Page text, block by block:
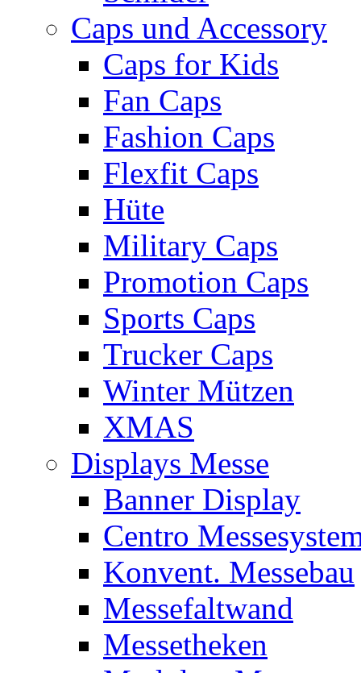
Caps und Accessory
Caps for Kids
Fan Caps
Fashion Caps
Flexfit Caps
Hüte
Military Caps
Promotion Caps
Sports Caps
Trucker Caps
Winter Mützen
XMAS
Displays Messe
Banner Display
Centro
Konvent. Messebau
Messefaltwand
Messetheken